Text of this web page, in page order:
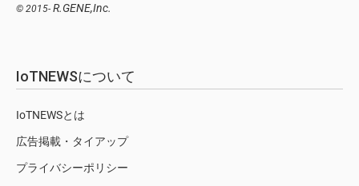
© 2015- R.GENE,Inc.
IoTNEWSについて
IoTNEWSとは
広告掲載・タイアップ
プライバシーポリシー